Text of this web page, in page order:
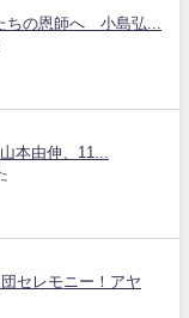
ちの恩師へ 小島弘...
本由伸、11...
セレモニー！アヤ